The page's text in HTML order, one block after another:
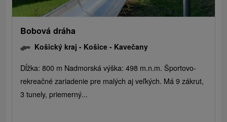
Bobová dráha
Košický kraj - Košice - Kavečany
Dĺžka: 800 m Nadmorská výška: 498 m.n.m. Športovo-
rekreačné zariadenie pre malých aj veľkých. Má 9 zákrut,
3 tunely, priemerný...